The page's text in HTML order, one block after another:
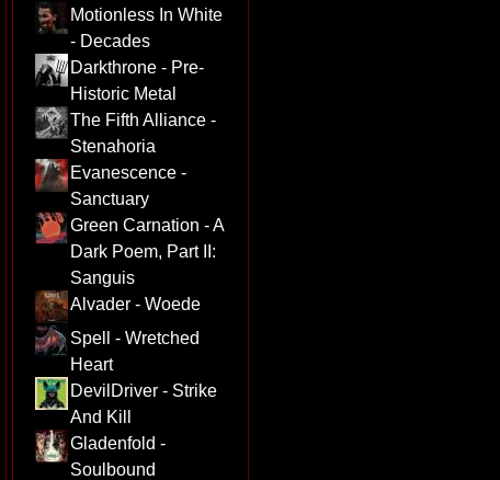
Motionless In White
- Decades
Darkthrone - Pre-
Historic Metal
The Fifth Alliance -
Stenahoria
Evanescence -
Sanctuary
Green Carnation - A
Dark Poem, Part II:
Sanguis
Alvader - Woede
Spell - Wretched
Heart
DevilDriver - Strike
And Kill
Gladenfold -
Soulbound